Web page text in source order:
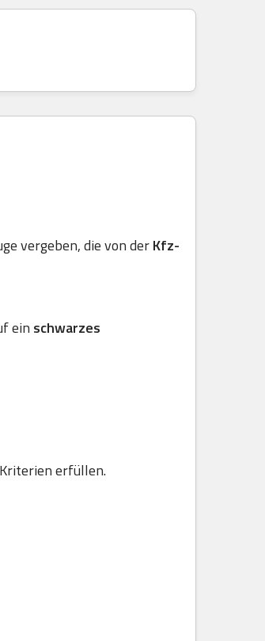
vergeben, die von derKfz-
ein schwarzes
erfüllen.